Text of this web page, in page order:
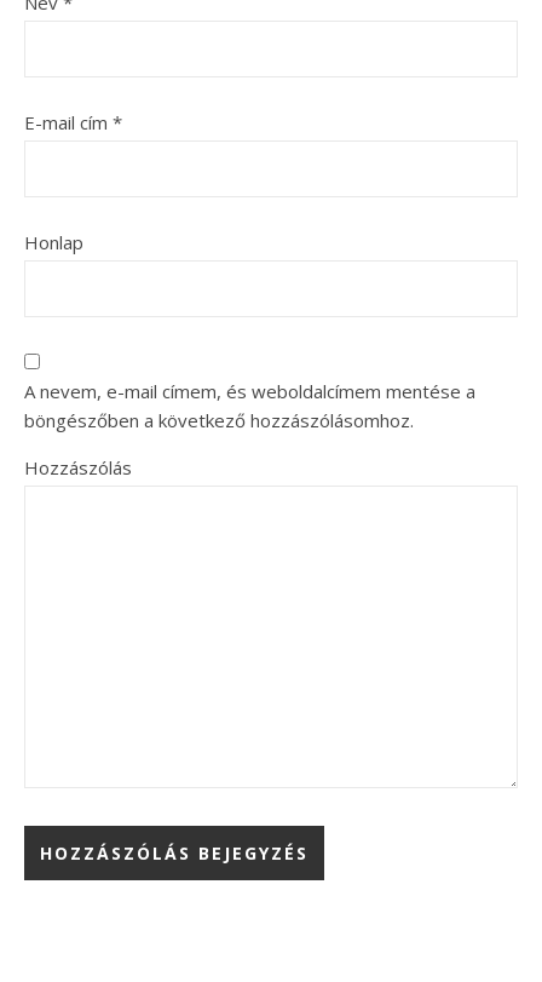
E-mail cím *
Honlap
A nevem, e-mail címem, és weboldalcímem mentése a
böngészőben a következő hozzászólásomhoz.
Hozzászólás